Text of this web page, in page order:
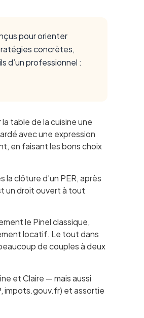
pour orienter
concrètes,
d’un professionnel :
table de la cuisine une
avec une expression
en faisant les bons choix
clôture d’un PER, après
un droit ouvert à tout
le Pinel classique,
locatif. Le tout dans
de couples à deux
et Claire — mais aussi
impots.gouv.fr) et assortie